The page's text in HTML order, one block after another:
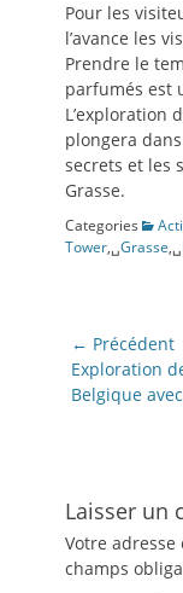
Pour les
l’avance les
Prendre le
parfumés est
L’exploration
plongera
secrets et les
Grasse.
Categories
Tower,␣Grasse,␣
Navigation
de
l’article
← Précédent
Article
précédent:
Exploration
Belgique
Laisser un
Votre
champs